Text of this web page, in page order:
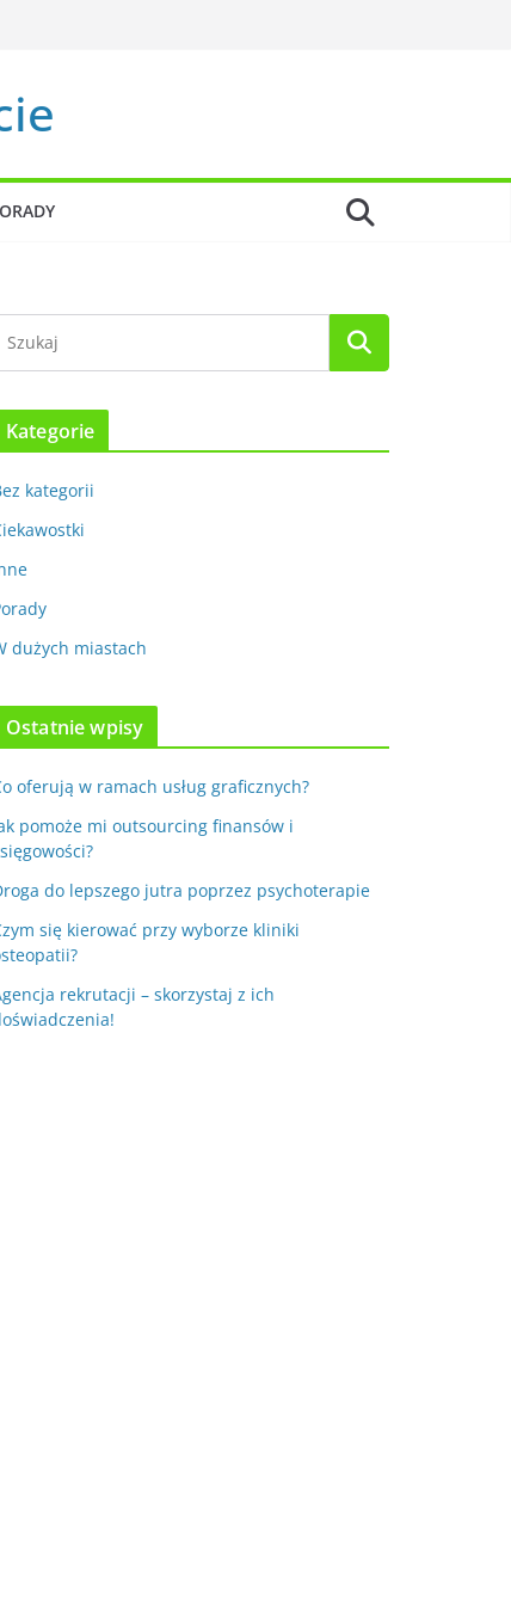
Kategorie
kategorii
dużych miastach
Ostatnie wpisy
oferują w ramach usług graficznych?
pomoże mi outsourcing finansów i
do lepszego jutra poprzez psychoterapie
się kierować przy wyborze kliniki
rekrutacji – skorzystaj z ich